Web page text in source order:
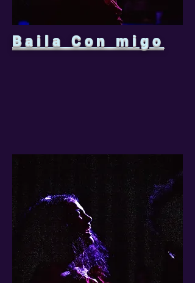
Baila Con migo